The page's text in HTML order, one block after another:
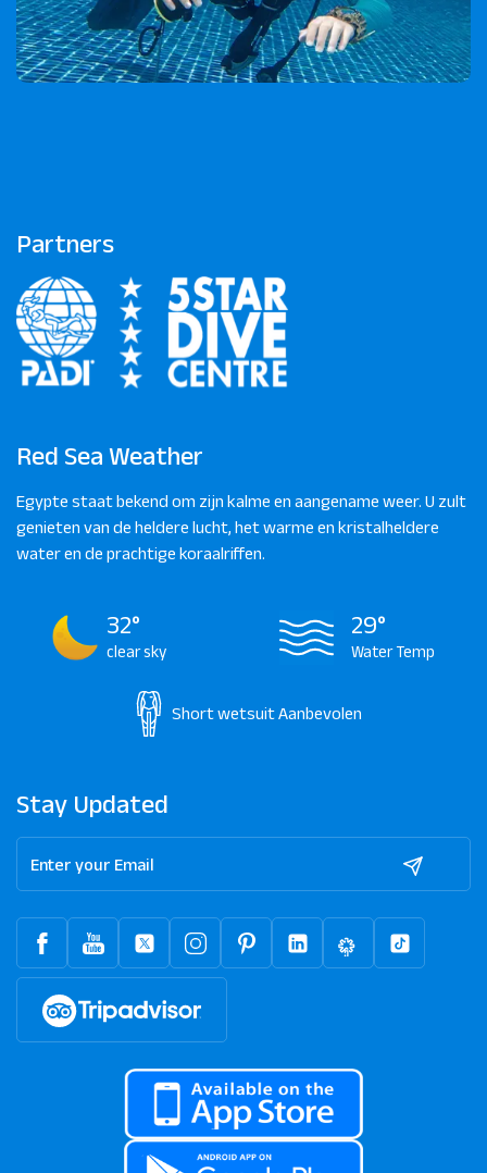
Partners
Red Sea Weather
Egypte staat bekend om zijn kalme en aangename weer. U zult
genieten van de heldere lucht, het warme en kristalheldere
water en de prachtige koraalriffen.
32°
clear sky
29°
Water Temp
Short wetsuit Aanbevolen
Stay Updated